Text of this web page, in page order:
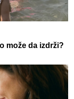
može da izdrži?